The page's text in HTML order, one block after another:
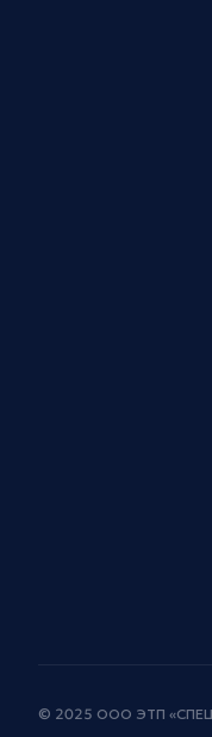
© 2025 ООО ЭТП